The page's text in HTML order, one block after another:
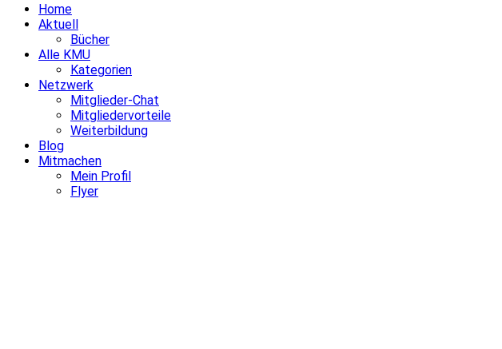
Home
Aktuell
Bücher
Alle KMU
Kategorien
Netzwerk
Mitglieder-Chat
Mitgliedervorteile
Weiterbildung
Blog
Mitmachen
Mein Profil
Flyer